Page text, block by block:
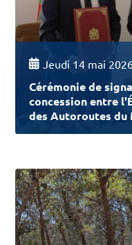
Jeudi 14 mai
Cérémonie de
concession entre
des Autoroutes du